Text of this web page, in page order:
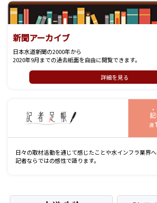
新聞アーカイブ
日本水道新聞の2000年から
2020年9月までの過去紙面を自由に閲覧できます。
詳細を見る
日々の取材活動を通じて感じたことや水インフラ業界
記者ならではの感性で語ります。